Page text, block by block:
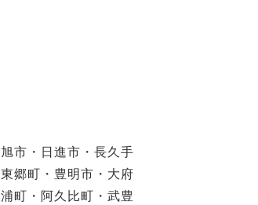
市・日進市・長久手
郷町・豊明市・大府
町・阿久比町・武豊